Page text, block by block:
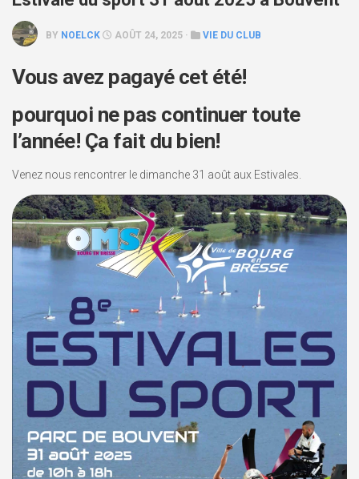
BY NOELCK AOÛT 24, 2025 · VIE DU CLUB
Vous avez pagayé cet été!
pourquoi ne pas continuer toute
l’année! Ça fait du bien!
Venez nous rencontrer le dimanche 31 août aux Estivales.